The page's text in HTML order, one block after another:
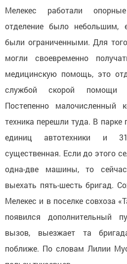
Мелекес работали
отделение было небольшим,
были ограниченными. Для
могли своевременно
медицинскую помощь, это
службой скорой помощи
Постепенно малочисленный
техника перешли туда. В парке
единиц автотехники и
существенная. Если до этого
одна-две машины, то
выехать пять-шесть бригад.
Мелекес и в поселке совхоза
появился дополнительный
вызов, выезжает та
поближе. По словам Лилии